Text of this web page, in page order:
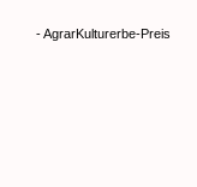
- AgrarKulturerbe-Preis